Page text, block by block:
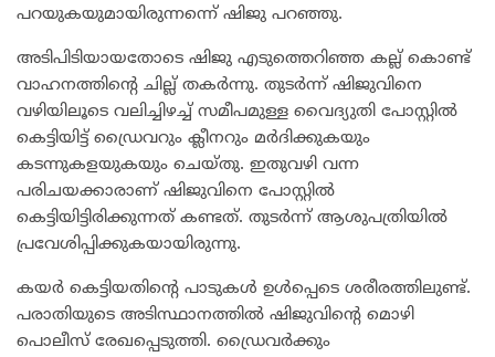
പറയുകയുമായിരുന്ന‌െന്ന് ഷിജു പറഞ്ഞു.
അടിപിടിയായതോടെ ഷിജു എടുത്തെറിഞ്ഞ കല്ല് കൊണ്ട്
വാഹനത്തിന്റെ ചില്ല് തകർന്നു. തുടർന്ന് ഷിജുവിനെ
വഴിയിലൂടെ വലിച്ചിഴച്ച് സമീപമുള്ള വൈദ്യുതി പോസ്റ്റിൽ
കെട്ടിയിട്ട് ഡ്രൈവറും ക്ലീനറും മർദിക്കുകയും
കടന്നുകളയുകയും ചെയ്തു. ഇതുവഴി വന്ന
പരിചയക്കാരാണ് ഷിജുവിനെ പോസ്റ്റിൽ
കെട്ടിയിട്ടിരിക്കുന്നത് കണ്ടത്. തുടർന്ന് ആശുപത്രിയിൽ
പ്രവേശിപ്പിക്കുകയായിരുന്നു.
കയർ കെട്ടിയതിന്റെ പാടുകൾ ഉൾപ്പെടെ ശരീരത്തിലുണ്ട്.
പരാതിയുടെ അടിസ്ഥാനത്തിൽ ഷിജുവിന്റെ മൊഴി
പൊലീസ് രേഖപ്പെടുത്തി. ഡ്രൈവർക്കും